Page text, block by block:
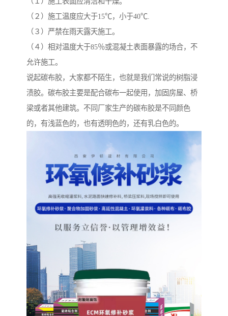
（２）施工温度应大于15℃，小于40℃.
（３）严禁在雨天露天施工。
（４）相对温度大于85％或混凝土表面暴露的场合，不
允许施工。
说起碳布胶，大家都不陌生，也就是我们常说的树脂浸
渍胶。碳布胶主要是配合碳布一起使用，加固房屋、桥
梁或者其他建筑。不同厂家生产的碳布胶是不同颜色
的，有浅蓝色的，也有透明色的，还有乳白色的。